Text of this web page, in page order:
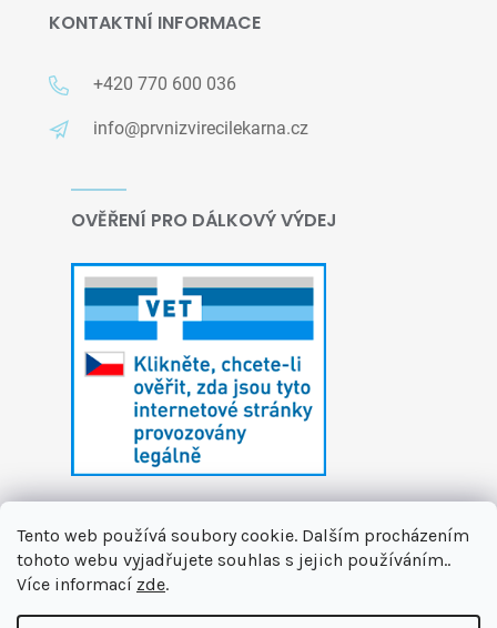
Tento web používá soubory cookie. Dalším procházením
tohoto webu vyjadřujete souhlas s jejich používáním..
Více informací zde.
KONTAKTNÍ INFORMACE
+420 770 600 036
info@prvnizvirecilekarna.cz
OVĚŘENÍ PRO DÁLKOVÝ VÝDEJ